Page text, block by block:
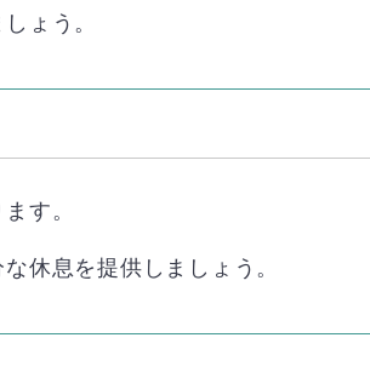
ょう。
す。
休息を提供しましょう。